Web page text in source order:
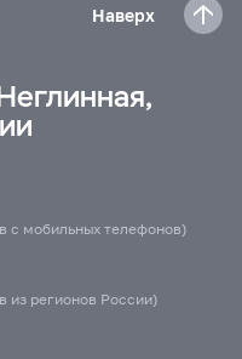
Наверх
с мобильных телефонов)
из регионов России)